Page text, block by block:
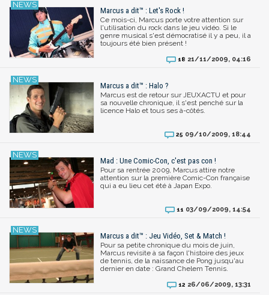
Marcus a dit™ : Let's Rock !
Ce mois-ci, Marcus porte votre attention sur
l'utilisation du rock dans le jeu vidéo. Si le
genre musical s'est démocratisé il y a peu, il a
toujours été bien présent !
18 21/11/2009, 04:16
Marcus a dit™ : Halo ?
Marcus est de retour sur JEUXACTU et pour
sa nouvelle chronique, il s'est penché sur la
licence Halo et tous ses à-côtés.
25 09/10/2009, 18:44
Mad : Une Comic-Con, c'est pas con !
Pour sa rentrée 2009, Marcus attire notre
attention sur la première Comic-Con française
qui a eu lieu cet été à Japan Expo.
11 03/09/2009, 14:54
Marcus a dit™ : Jeu Vidéo, Set & Match !
Pour sa petite chronique du mois de juin,
Marcus revisite à sa façon l'histoire des jeux
de tennis, de la naissance de Pong jusqu'au
dernier en date : Grand Chelem Tennis.
12 26/06/2009, 13:31